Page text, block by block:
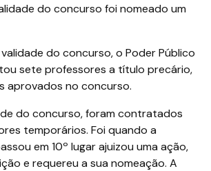
do concurso foi nomeado um
do concurso, o Poder Público
sete professores a título precário,
aprovados no concurso.
do concurso, foram contratados
temporários. Foi quando a
em 10º lugar ajuizou uma ação,
e requereu a sua nomeação. A